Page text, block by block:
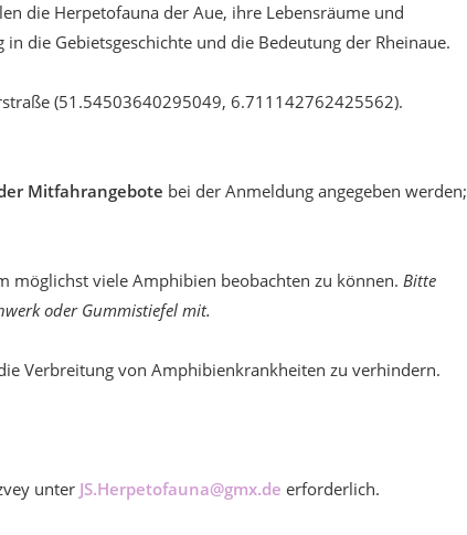
die Herpetofauna der Aue, ihre Lebensräume und
die Gebietsgeschichte und die Bedeutung der Rheinaue.
(51.54503640295049, 6.711142762425562).
Mitfahrangebote bei der Anmeldung angegeben werden;
möglichst viele Amphibien beobachten zu können. Bitte
oder Gummistiefel mit.
Verbreitung von Amphibienkrankheiten zu verhindern.
unter JS.Herpetofauna@gmx.de erforderlich.